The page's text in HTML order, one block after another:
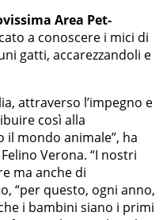
Area Pet-
a conoscere i mici di
gatti, accarezzandoli e
attraverso l’impegno e
così alla
il mondo animale”, ha
Verona. “I nostri
ma anche di
“per questo, ogni anno,
i bambini siano i primi